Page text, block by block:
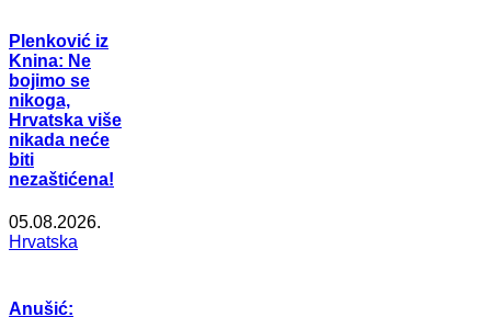
Plenković iz
Knina: Ne
bojimo se
nikoga,
Hrvatska više
nikada neće
biti
nezaštićena!
05.08.2026.
Hrvatska
Anušić: